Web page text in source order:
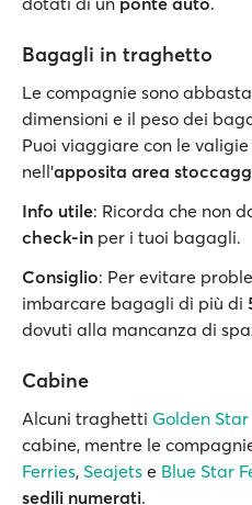
Bagagli in traghetto
Le compagnie sono
dimensioni e il peso dei
Puoi viaggiare con le
nell'apposita area
Info utile: Ricorda che non
check-in per i tuoi bagagli.
Consiglio: Per evitare
imbarcare bagagli di più di
dovuti alla mancanza di
Cabine
Alcuni traghetti Golden Star
cabine, mentre le
Ferries, Seajets e Blue Star
sedili numerati.